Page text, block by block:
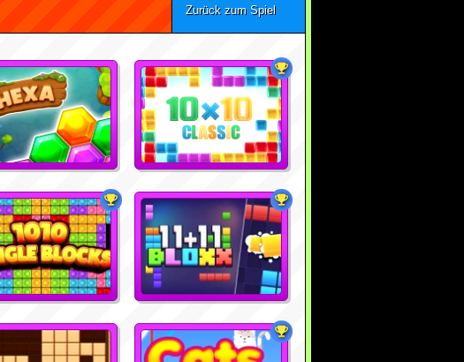
Zurück zum Spiel